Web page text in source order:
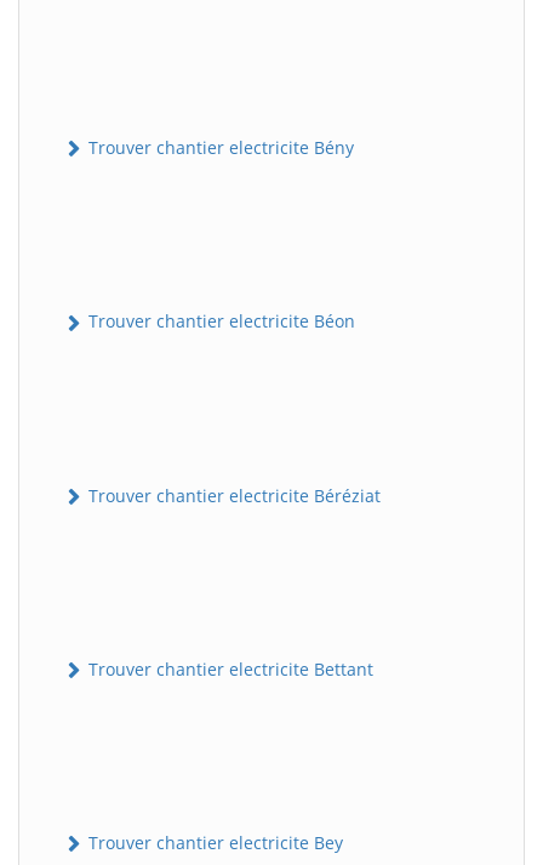
Trouver chantier electricite Bény
Trouver chantier electricite Béon
Trouver chantier electricite Béréziat
Trouver chantier electricite Bettant
Trouver chantier electricite Bey